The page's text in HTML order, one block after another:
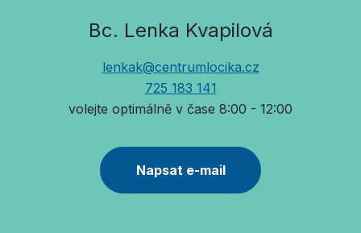
Bc. Lenka Kvapilová
lenkak@centrumlocika.cz
725 183 141
volejte optimálně v čase 8:00 - 12:00
Napsat e-mail